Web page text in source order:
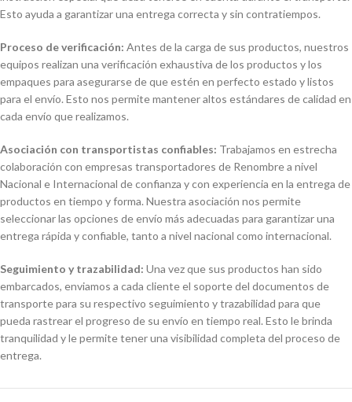
Esto ayuda a garantizar una entrega correcta y sin contratiempos.
Proceso de verificación: Antes de la carga de sus productos, nuestros
equipos realizan una verificación exhaustiva de los productos y los
empaques para asegurarse de que estén en perfecto estado y listos
para el envío. Esto nos permite mantener altos estándares de calidad en
cada envío que realizamos.
Asociación con transportistas confiables: Trabajamos en estrecha
colaboración con empresas transportadores de Renombre a nivel
Nacional e Internacional de confianza y con experiencia en la entrega de
productos en tiempo y forma. Nuestra asociación nos permite
seleccionar las opciones de envío más adecuadas para garantizar una
entrega rápida y confiable, tanto a nivel nacional como internacional.
Seguimiento y trazabilidad: Una vez que sus productos han sido
embarcados, enviamos a cada cliente el soporte del documentos de
transporte para su respectivo seguimiento y trazabilidad para que
pueda rastrear el progreso de su envío en tiempo real. Esto le brinda
tranquilidad y le permite tener una visibilidad completa del proceso de
entrega.